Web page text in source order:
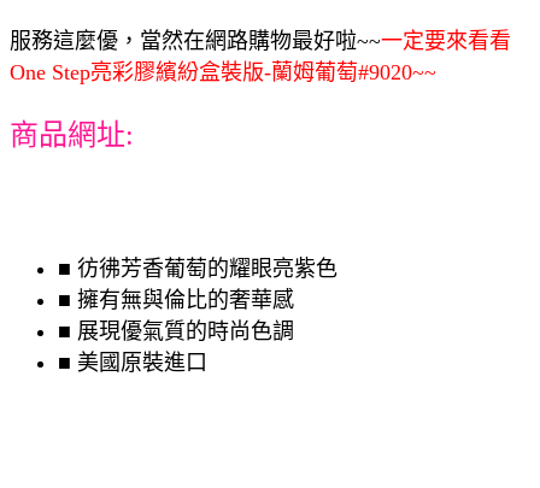
服務這麼優，當然在網路購物最好啦~~一定要來看看
One Step亮彩膠繽紛盒裝版-蘭姆葡萄#9020~~
商品網址:
■ 彷彿芳香葡萄的耀眼亮紫色
■ 擁有無與倫比的奢華感
■ 展現優氣質的時尚色調
■ 美國原裝進口